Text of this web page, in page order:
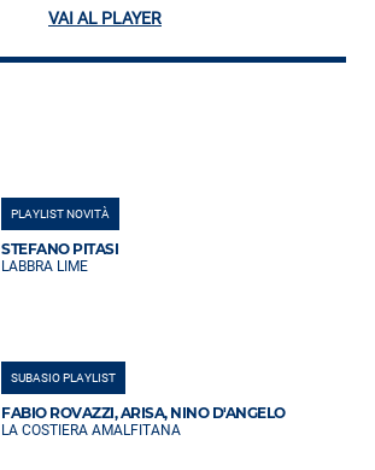
VAI AL PLAYER
PLAYLIST NOVITÀ
STEFANO PITASI
LABBRA LIME
SUBASIO PLAYLIST
FABIO ROVAZZI, ARISA, NINO D'ANGELO
LA COSTIERA AMALFITANA